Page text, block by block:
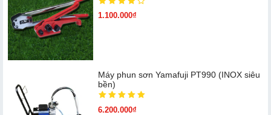
1.100.000₫
Máy phun sơn Yamafuji PT990 (INOX siêu
bền)
6.200.000₫